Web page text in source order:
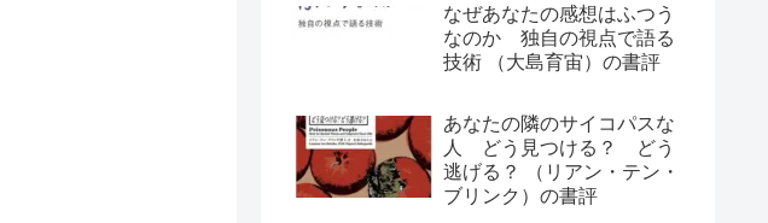
なぜあなたの感想はふつう
なのか 独自の視点で語る
技術 （大島育宙）の書評
あなたの隣のサイコパスな
人 どう見つける？ どう
逃げる？ （リアン・テン・
ブリンク）の書評